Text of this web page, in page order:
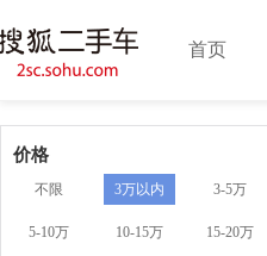
首页
价格
不限 3万以内 3-5万
5-10万 10-15万 15-20万